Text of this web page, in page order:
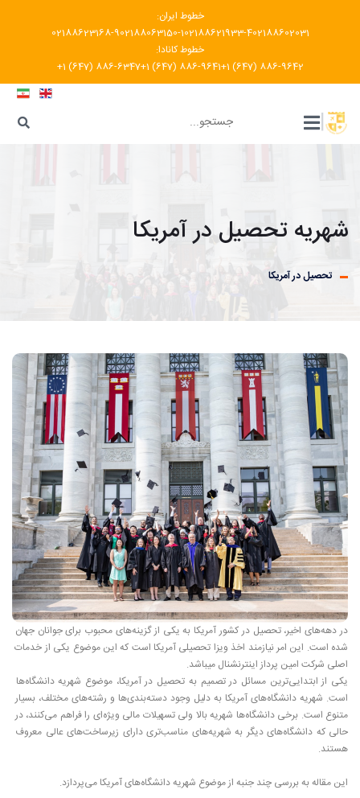
خطوط ایران:
02188623168-902188063150-102188621933-402188602031
خطوط کانادا:
+1 (647) 886-6347+1 (647) 886-9641+1 (647) 886-9642
|
شهریه تحصیل در آمریکا
تحصیل در آمریکا
در دهه‌های اخیر، تحصیل در کشور آمریکا به یکی از گزینه‌های محبوب برای جوانان جهان
شده است. این امر نیازمند اخذ ویزا تحصیلی آمریکا است که این موضوع یکی از خدمات
یکی از ابتدایی‌ترین مسائل در تصمیم به تحصیل در آمریکا، موضوع شهریه دانشگاه‌ها
است. شهریه دانشگاه‌های آمریکا به دلیل وجود دسته‌بندی‌ها و رشته‌های مختلف، بسیار
متنوع است. برخی دانشگاه‌ها شهریه بالا ولی تسهیلات مالی ویژه‌ای را فراهم می‌کنند، در
حالی که دانشگاه‌های دیگر به شهریه‌های مناسب‌تری دارای زیرساخت‌های عالی معروف
این مقاله به بررسی چند جنبه از موضوع شهریه دانشگاه‌های آمریکا می‌پردازد.